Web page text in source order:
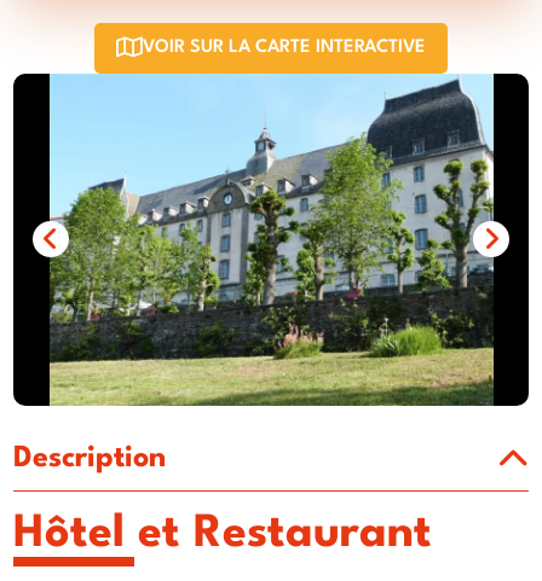
Description
Hôtel et Restaurant
VOIR SUR LA CARTE INTERACTIVE